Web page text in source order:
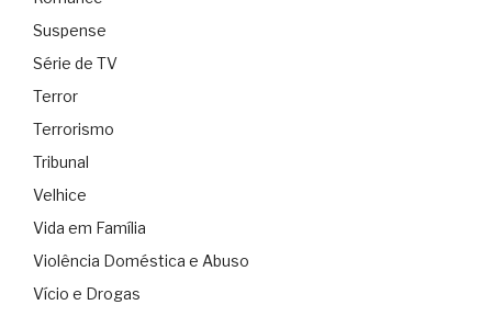
Suspense
Série de TV
Terror
Terrorismo
Tribunal
Velhice
Vida em Família
Violência Doméstica e Abuso
Vício e Drogas